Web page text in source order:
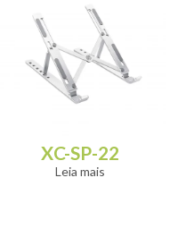
XC-SP-22
Leia mais